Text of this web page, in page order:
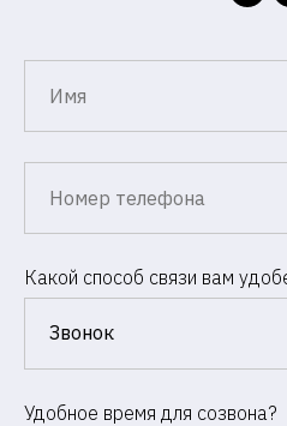
Какой способ связи вам
Удобное время для созвона?